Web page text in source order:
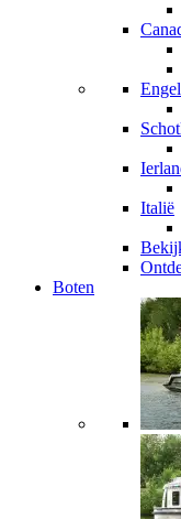
Italië
Boten